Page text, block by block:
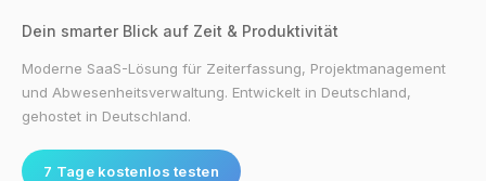
Dein smarter Blick auf Zeit & Produktivität
Moderne SaaS-Lösung für Zeiterfassung, Projektmanagement
und Abwesenheitsverwaltung. Entwickelt in Deutschland,
gehostet in Deutschland.
7 Tage kostenlos testen